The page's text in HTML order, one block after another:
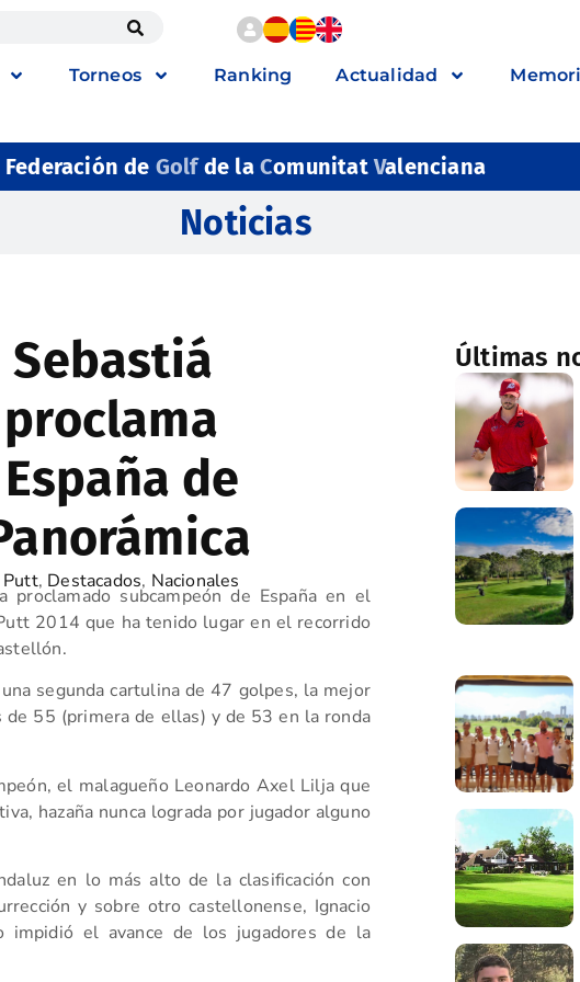
Torneos Ranking Actualidad
Federación de Golfde la ComunitatValenciana
Noticias
de
Putt, Destacados, Nacionales
proclamado subcampeón de España en el
2014 que ha tenido lugar en el recorrido
segunda cartulina de 47 golpes, la mejor
55 (primera de ellas) y de 53 en la ronda
el malagueño Leonardo Axel Lilja que
hazaña nunca lograda por jugador alguno
en lo más alto de la clasificación con
y sobre otro castellonense, Ignacio
impidió el avance de los jugadores de la
Últimas